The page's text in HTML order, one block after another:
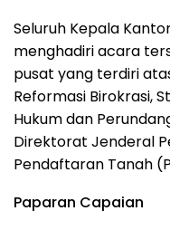
Seluruh Kepala
menghadiri acara
pusat yang terdiri
Reformasi Birokrasi,
Hukum dan
Direktorat Jenderal
Pendaftaran Tanah
Paparan Capaian